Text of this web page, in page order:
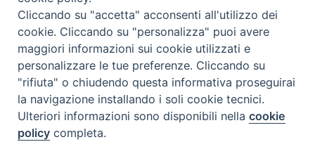
Diocesi
di Como
Diocesi di Como | piazza Grimoldi, 5
Riproduzione solo con permesso.
Cliccando su "accetta" acconsenti all'utilizzo dei
cookie. Cliccando su "personalizza" puoi avere
maggiori informazioni sui cookie utilizzati e
personalizzare le tue preferenze. Cliccando su
"rifiuta" o chiudendo questa informativa proseguirai
la navigazione installando i soli cookie tecnici.
Ulteriori informazioni sono disponibili nellacookie
policy completa.